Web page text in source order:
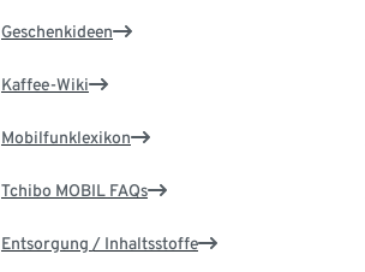
Geschenkideen
Kaffee-Wiki
Mobilfunklexikon
Tchibo MOBIL FAQs
Entsorgung / Inhaltsstoffe